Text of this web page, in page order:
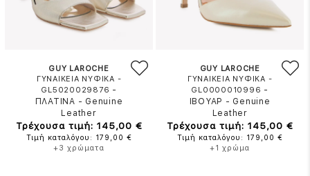
GUY LAROCHE
ΓΥΝΑΙΚΕΙΑ ΝΥΦΙΚΑ -
GL5020029876 -
ΠΛΑΤΙΝΑ - Genuine
Leather
Τρέχουσα τιμή: 145,00 €
Τιμή καταλόγου: 179,00 €
+3 χρώματα
GUY LAROCHE
ΓΥΝΑΙΚΕΙΑ ΝΥΦΙΚΑ -
GL0000010996 -
ΙΒΟΥΑΡ - Genuine
Leather
Τρέχουσα τιμή: 145,00 €
Τιμή καταλόγου: 179,00 €
+1 χρώμα